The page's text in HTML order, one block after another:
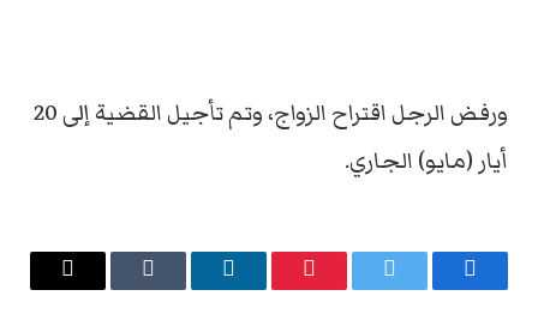
ورفض الرجل اقتراح الزواج، وتم تأجيل القضية إلى 20
أيار (مايو) الجاري.
فيسبوك تويتر بينتيريستلينكدإن Tumblr
البريد